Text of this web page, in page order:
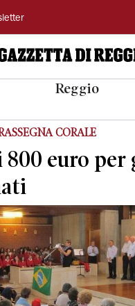
Reggio
CORALE
800 euro per